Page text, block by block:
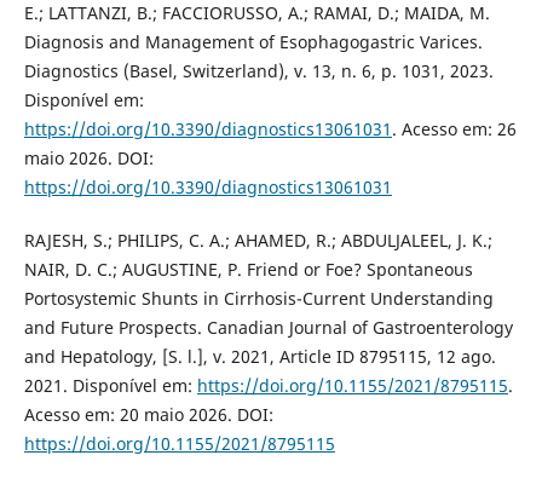
E.; LATTANZI, B.; FACCIORUSSO, A.; RAMAI, D.; MAIDA, M.
Diagnosis and Management of Esophagogastric Varices.
Diagnostics (Basel, Switzerland), v. 13, n. 6, p. 1031, 2023.
Disponível em:
https://doi.org/10.3390/diagnostics13061031 . Acesso em: 26
maio 2026. DOI:
https://doi.org/10.3390/diagnostics13061031
RAJESH, S.; PHILIPS, C. A.; AHAMED, R.; ABDULJALEEL, J. K.;
NAIR, D. C.; AUGUSTINE, P. Friend or Foe? Spontaneous
Portosystemic Shunts in Cirrhosis-Current Understanding
and Future Prospects. Canadian Journal of Gastroenterology
and Hepatology, [S. l.], v. 2021, Article ID 8795115, 12 ago.
2021. Disponível em: https://doi.org/10.1155/2021/8795115.
Acesso em: 20 maio 2026. DOI:
https://doi.org/10.1155/2021/8795115